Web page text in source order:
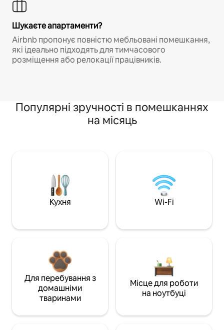
Шукаєте апартаменти?
Airbnb пропонує повністю мебльовані помешкання,
які ідеально підходять для тимчасового
розміщення або релокації працівників.
Популярні зручності в помешканнях
на місяць
Кухня Wi-Fi
Для перебування з
домашніми
тваринами
Місце для роботи
на ноутбуці